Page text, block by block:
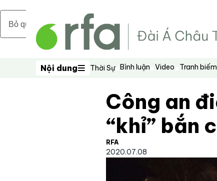
Bỏ qua nội dung chính
Nội dung
Nội dung Thời Sự Bình luận Video Tranh
Công an
“khỉ” bắn
RFA
2020.07.08